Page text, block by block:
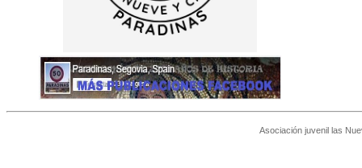
Asociación juvenil las